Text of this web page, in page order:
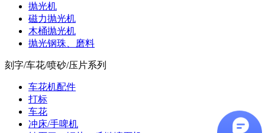
抛光机
磁力抛光机
木桶抛光机
抛光钢珠、磨料
刻字/车花/喷砂/压片系列
车花机配件
打标
车花
冲床/手啤机